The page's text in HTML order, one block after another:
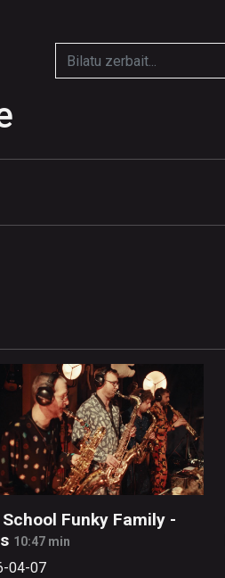
School Funky Family -
10:47 min
04-07